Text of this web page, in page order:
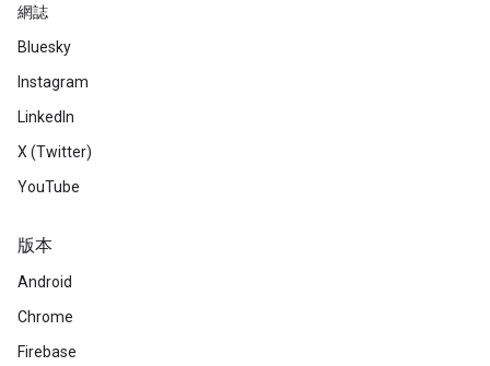
網誌
Bluesky
Instagram
LinkedIn
X (Twitter)
YouTube
版本
Android
Chrome
Firebase